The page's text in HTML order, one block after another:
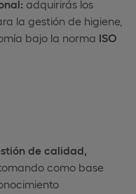
adquirirás los
la gestión de higiene,
bajo la norma ISO
de calidad,
como base